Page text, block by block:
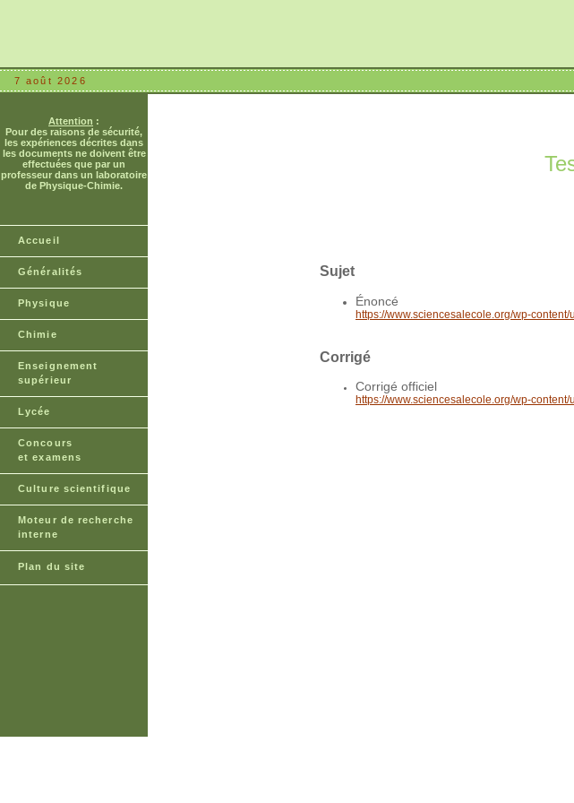
7 août 2026
Attention :
Pour des raisons de sécurité,
les expériences décrites dans
les documents ne doivent être
effectuées que par un
professeur dans un laboratoire
de Physique-Chimie.
Accueil
Généralités
Physique
Chimie
Enseignement
supérieur
Lycée
Concours
et examens
Culture scientifique
Moteur de recherche
interne
Plan du site
Sujet
Énoncé
https://www.sciencesalecole.org/wp-
Corrigé
Corrigé officiel
https://www.sciencesalecole.org/wp-